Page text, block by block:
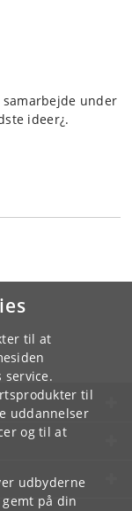
til at
service.
til
uddannelser
og til at
udbyderne
på din
under
ideer¿.